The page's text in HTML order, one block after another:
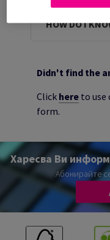
HOW DO I
Didn't find the
Click here to use
form.
Харесва Ви
Абонирайте